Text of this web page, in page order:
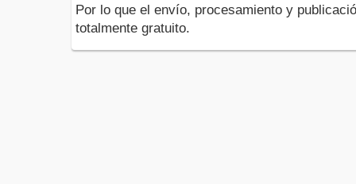
Por lo que el envío, procesamiento y
totalmente gratuito.